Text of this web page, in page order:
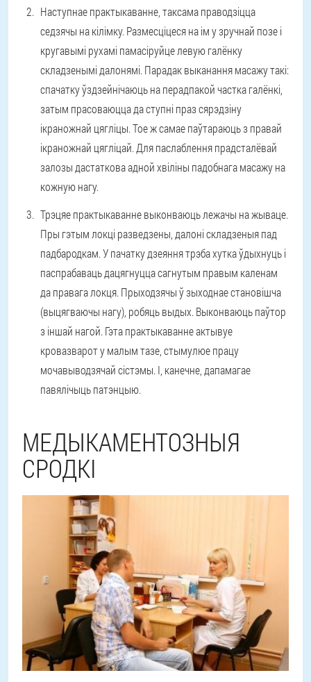
Наступнае практыкаванне, таксама праводзіцца
седзячы на кілімку. Размесціцеся на ім у зручнай позе і
кругавымі рухамі памасіруйце левую галёнку
складзенымі далонямі. Парадак выканання масажу такі:
спачатку ўздзейнічаюць на перадпакой частка галёнкі,
затым прасоваюцца да ступні праз сярэдзіну
ікраножнай цягліцы. Тое ж самае паўтараюць з правай
ікраножнай цягліцай. Для паслаблення прадсталёвай
залозы дастаткова адной хвіліны падобнага масажу на
кожную нагу.
Трэцяе практыкаванне выконваюць лежачы на жываце.
Пры гэтым локці разведзены, далоні складзеныя пад
падбародкам. У пачатку дзеяння трэба хутка ўдыхнуць і
паспрабаваць дацягнуцца сагнутым правым каленам
да правага локця. Прыходзячы ў зыходнае становішча
(выцягваючы нагу), робяць выдых. Выконваюць паўтор
з іншай нагой. Гэта практыкаванне актывуе
кровазварот у малым тазе, стымулюе працу
мочавыводзячай сістэмы. І, канечне, дапамагае
павялічыць патэнцыю.
МЕДЫКАМЕНТОЗНЫЯ
СРОДКІ